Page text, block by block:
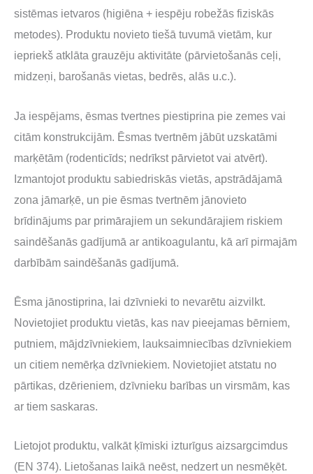
sistēmas ietvaros (higiēna + iespēju robežās fiziskās
metodes). Produktu novieto tiešā tuvumā vietām, kur
iepriekš atklāta grauzēju aktivitāte (pārvietošanās ceļi,
midzeņi, barošanās vietas, bedrēs, alās u.c.).
Ja iespējams, ēsmas tvertnes piestiprina pie zemes vai
citām konstrukcijām. Ēsmas tvertnēm jābūt uzskatāmi
marķētām (rodenticīds; nedrīkst pārvietot vai atvērt).
Izmantojot produktu sabiedriskās vietās, apstrādājamā
zona jāmarķē, un pie ēsmas tvertnēm jānovieto
brīdinājums par primārajiem un sekundārajiem riskiem
saindēšanās gadījumā ar antikoagulantu, kā arī pirmajām
darbībām saindēšanās gadījumā.
Ēsma jānostiprina, lai dzīvnieki to nevarētu aizvilkt.
Novietojiet produktu vietās, kas nav pieejamas bērniem,
putniem, mājdzīvniekiem, lauksaimniecības dzīvniekiem
un citiem nemērķa dzīvniekiem. Novietojiet atstatu no
pārtikas, dzērieniem, dzīvnieku barības un virsmām, kas
ar tiem saskaras.
Lietojot produktu, valkāt ķīmiski izturīgus aizsargcimdus
(EN 374). Lietošanas laikā neēst, nedzert un nesmēķēt.